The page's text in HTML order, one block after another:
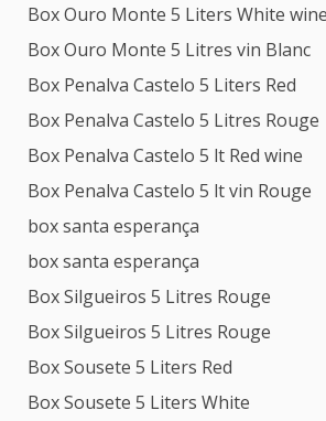
Box Ouro Monte 5 Liters White wine
Box Ouro Monte 5 Litres vin Blanc
Box Penalva Castelo 5 Liters Red
Box Penalva Castelo 5 Litres Rouge
Box Penalva Castelo 5 lt Red wine
Box Penalva Castelo 5 lt vin Rouge
box santa esperança
box santa esperança
Box Silgueiros 5 Litres Rouge
Box Silgueiros 5 Litres Rouge
Box Sousete 5 Liters Red
Box Sousete 5 Liters White